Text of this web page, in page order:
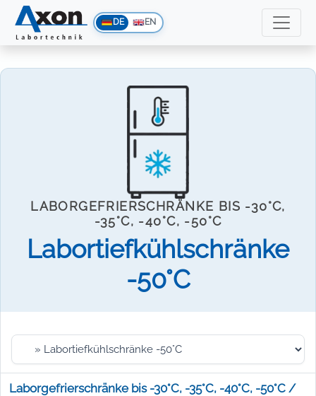
DE EN
LABORGEFRIERSCHRÄNKE BIS -30°C,
-35°C, -40°C, -50°C
Labortiefkühlschränke
-50°C
Laborgefrierschränke bis -30°C, -35°C, -40°C, -50°C /